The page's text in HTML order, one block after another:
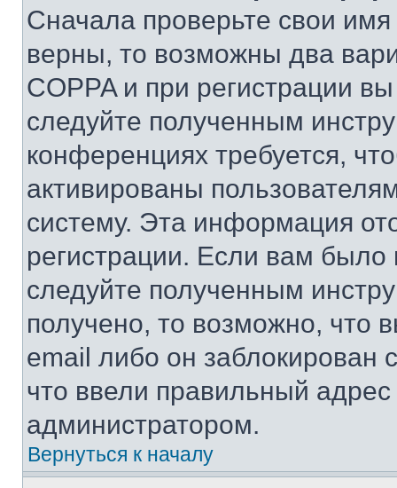
Сначала проверьте свои
верны, то возможны два
COPPA и при регистрации
следуйте полученным
конференциях требуется,
активированы
систему. Эта информация
регистрации. Если вам
следуйте полученным
получено, то возможно, что
email либо он
что ввели правильный адрес
администратором.
Вернуться к началу